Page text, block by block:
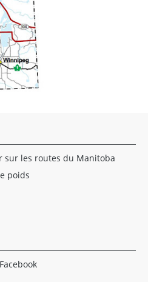
sur les routes du Manitoba
poids